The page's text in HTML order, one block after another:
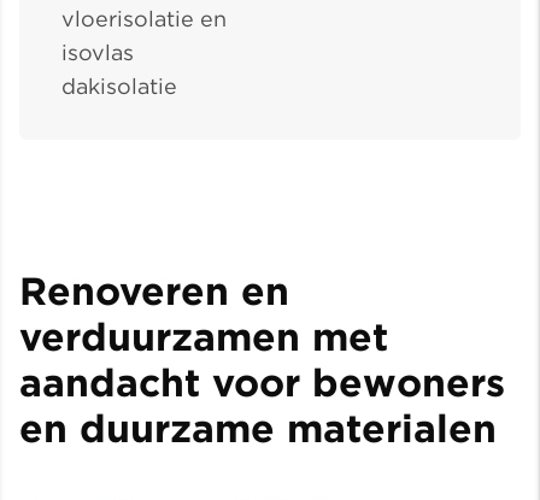
vloerisolatie en
isovlas
dakisolatie
Renoveren en
verduurzamen met
aandacht voor bewoners
en duurzame materialen